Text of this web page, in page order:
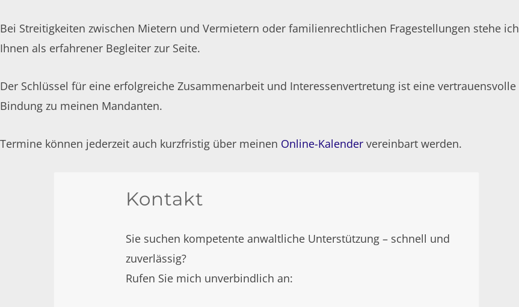
Bei Streitigkeiten zwischen Mietern und Vermietern oder familienrechtlichen Fragestellungen stehe ich
Ihnen als erfahrener Begleiter zur Seite.
Der Schlüssel für eine erfolgreiche Zusammenarbeit und Interessenvertretung ist eine vertrauensvolle
Bindung zu meinen Mandanten.
Termine können jederzeit auch kurzfristig über meinen Online-Kalender vereinbart werden.
Kontakt
Sie suchen kompetente anwaltliche Unterstützung – schnell und
zuverlässig?
Rufen Sie mich unverbindlich an: